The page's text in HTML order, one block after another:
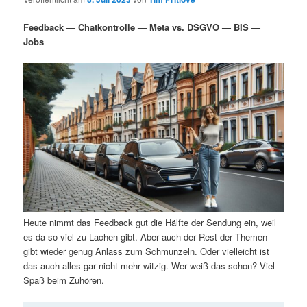
m
r
e
n
I
n
h
a
l
u
d
ä
r
e
n
I
n
h
n
a
i
g
a
t
i
o
n
Feedback — Chatkontrolle — Meta vs. DSGVO — BIS —
Jobs
Heute nimmt das Feedback gut die Hälfte der Sendung ein, weil
es da so viel zu Lachen gibt. Aber auch der Rest der Themen
gibt wieder genug Anlass zum Schmunzeln. Oder vielleicht ist
das auch alles gar nicht mehr witzig. Wer weiß das schon? Viel
Spaß beim Zuhören.